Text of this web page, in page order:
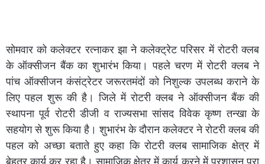
सोमवार को कलेक्टर रत्नाकर झा ने कलेक्ट्रेट परिसर में रोटरी क्लब
के ऑक्सीजन बैंक का शुभारंभ किया। पहले चरण में रोटरी क्लब ने
पांच ऑक्सीजन कंसंट्रेटर जरूरतमंदों को निशुल्क उपलब्ध कराने के
लिए पहल शुरू की है। जिले में रोटरी क्लब ने ऑक्सीजन बैंक की
स्थापना पूर्व रोटरी डीजी व राज्यसभा सांसद विवेक कृष्ण तन्खा के
सहयोग से शुरू किया है। शुभारंभ के दौरान कलेक्टर ने रोटरी क्लब की
पहल को अच्छा बताते हुए कहा कि रोटरी क्लब सामाजिक क्षेत्र में
बेहतर कार्य कर रहा है। सामाजिक क्षेत्र में कार्य करने में प्रशासन पूरा